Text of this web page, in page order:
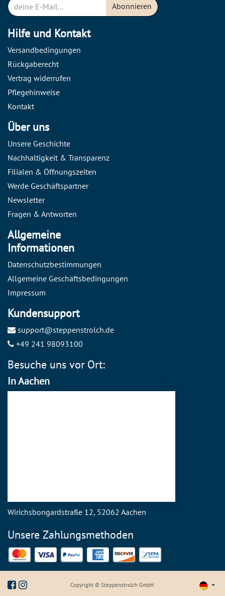
Besuche uns vor Ort:
In Aachen
Wirichsbongardstraße 12, 52062 Aachen
Hilfe und Kontakt
Versandbedingungen
Rückgaberecht
Vertrag widerrufen
Pflegehinweise
Kontakt
Über uns
Unsere Geschichte
Nachhaltigkeit & Transparenz
Filialen & Öffnungszeiten
Werde Geschäftspartner
Newsletter
Fragen & Antworten
Allgemeine
Informationen
Datenschutzbestimmungen
Allgemeine Geschäftsbedingungen
Impressum
Kundensupport
support@steppenstrolch.de
+49 241 98093100
Abonnieren
Unsere Zahlungsmethoden
Copyright © Steppenstrolch GmbH